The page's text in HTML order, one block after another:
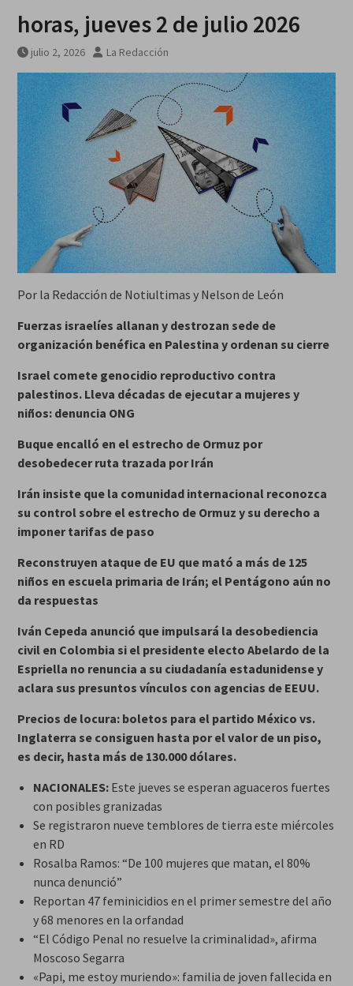
horas, jueves 2 de julio 2026
julio 2, 2026 La Redacción
Por la Redacción de Notiultimas y Nelson de León
Fuerzas israelíes allanan y destrozan sede de
organización benéfica en Palestina y ordenan su cierre
Israel comete genocidio reproductivo contra
palestinos. Lleva décadas de ejecutar a mujeres y
niños: denuncia ONG
Buque encalló en el estrecho de Ormuz por
desobedecer ruta trazada por Irán
Irán insiste que la comunidad internacional reconozca
su control sobre el estrecho de Ormuz y su derecho a
imponer tarifas de paso
Reconstruyen ataque de EU que mató a más de 125
niños en escuela primaria de Irán; el Pentágono aún no
da respuestas
Iván Cepeda anunció que impulsará la desobediencia
civil en Colombia si el presidente electo Abelardo de la
Espriella no renuncia a su ciudadanía estadunidense y
aclara sus presuntos vínculos con agencias de EEUU.
Precios de locura: boletos para el partido México vs.
Inglaterra se consiguen hasta por el valor de un piso,
es decir, hasta más de 130.000 dólares.
NACIONALES:Este jueves se esperan aguaceros fuertes
con posibles granizadas
Se registraron nueve temblores de tierra este miércoles
en RD
Rosalba Ramos: “De 100 mujeres que matan, el 80%
nunca denunció”
Reportan 47 feminicidios en el primer semestre del año
y 68 menores en la orfandad
“El Código Penal no resuelve la criminalidad», afirma
Moscoso Segarra
«Papi, me estoy muriendo»: familia de joven fallecida en